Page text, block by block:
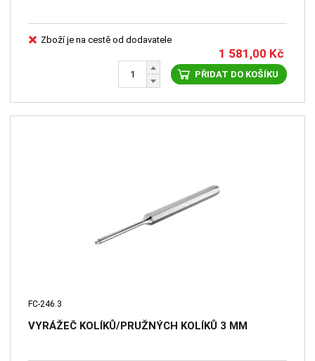
Zboží je na cestě od dodavatele
1 581,00 Kč
PŘIDAT DO KOŠÍKU
FC-246.3
VYRÁŽEČ KOLÍKŮ/PRUŽNÝCH KOLÍKŮ 3 MM